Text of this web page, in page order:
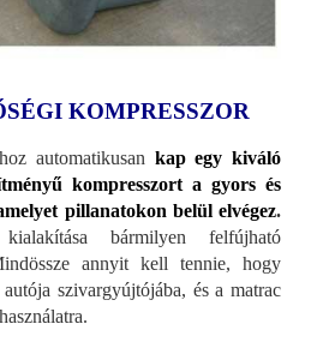
KOMPRESSZOR
automatikusan kap egy kiváló
kompresszort a gyors és
pillanatokon belül elvégez.
bármilyen felfújható
annyit kell tennie, hogy
szivargyújtójába, és a matrac